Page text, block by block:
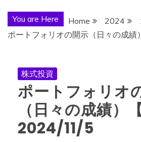
You are Here Home 2024
ポートフォリオの開示（日々の成
株式投資
ポートフォリオ
（日々の成績）
2024/11/5